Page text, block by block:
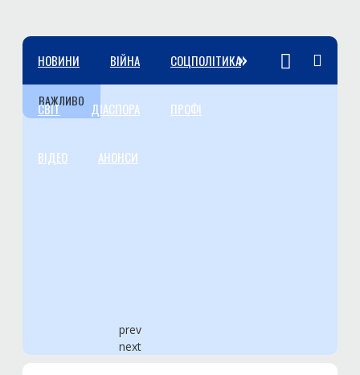
НОВИНИ ВІЙНА СОЦПОЛІТИКА
СВІТ ДІАСПОРА ПРОФІ
ВІДЕО АНОНСИ
»
ВАЖЛИВО
prev
next